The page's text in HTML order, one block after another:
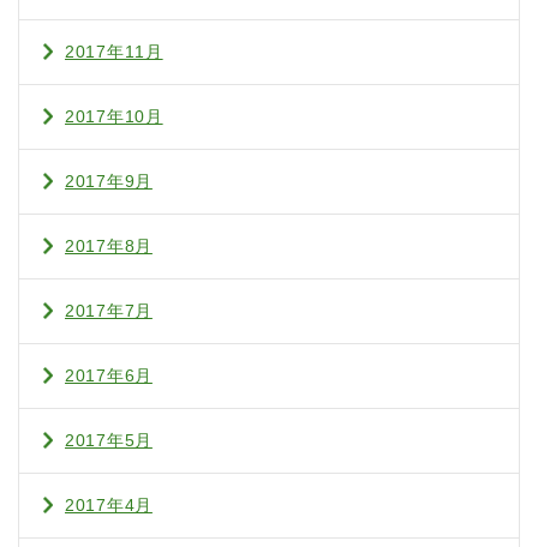
2017年11月
2017年10月
2017年9月
2017年8月
2017年7月
2017年6月
2017年5月
2017年4月